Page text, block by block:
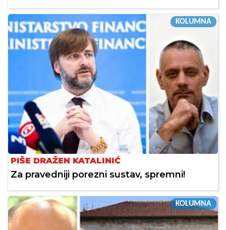
KOLUMNA
PIŠE DRAŽEN KATALINIĆ
Za pravedniji porezni sustav, spremni!
KOLUMNA